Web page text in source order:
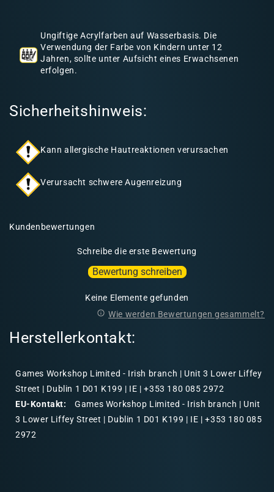
Ungiftige Acrylfarben auf Wasserbasis. Die
Verwendung der Farbe von Kindern unter 12
Jahren, sollte unter Aufsicht eines Erwachsenen
erfolgen.
Sicherheitshinweis:
Kann allergische Hautreaktionen verursachen
Verursacht schwere Augenreizung
Kundenbewertungen
Schreibe die erste Bewertung
Bewertung schreiben
Keine Elemente gefunden
Wie werden Bewertungen gesammelt?
Herstellerkontakt:
Games Workshop Limited - Irish branch | Unit 3 Lower Liffey
Street | Dublin 1 D01 K199 | IE | +353 180 085 2972
EU-Kontakt:
Games Workshop Limited - Irish branch | Unit
3 Lower Liffey Street | Dublin 1 D01 K199 | IE | +353 180 085
2972